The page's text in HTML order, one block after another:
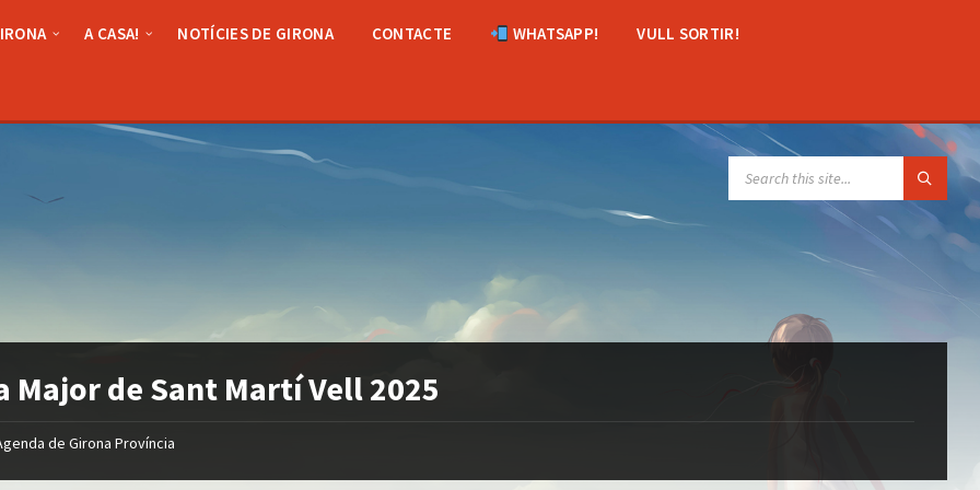
A CASA! NOTÍCIES DE GIRONA CONTACTE WHATSAPP! VULL SORTIR!
Major de Sant Martí Vell 2025
de Girona Província